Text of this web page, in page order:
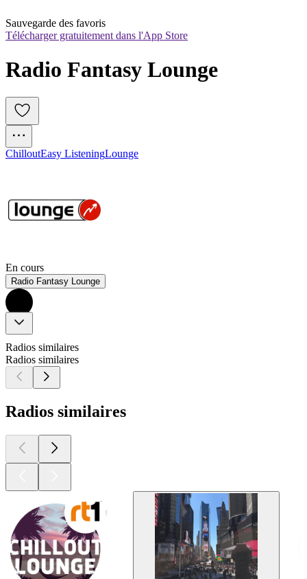
Sauvegarde des favoris
Télécharger gratuitement dans l'App Store
Radio Fantasy Lounge
ChilloutEasy ListeningLounge
En cours
Radio Fantasy Lounge
Radios similaires
Radios similaires
Radios similaires